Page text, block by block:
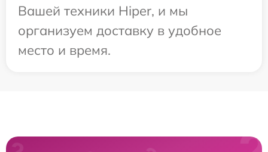
Вашей техники Hiper, и мы
организуем доставку в удобное
место и время.